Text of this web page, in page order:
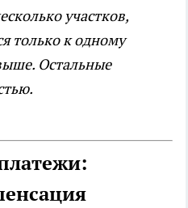
участков,
только к одному
Остальные